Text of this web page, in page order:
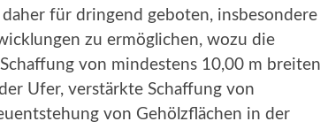
für dringend geboten, insbesondere
zu ermöglichen, wozu die
von mindestens 10,00 m breiten
Ufer, verstärkte Schaffung von
von Gehölzflächen in der